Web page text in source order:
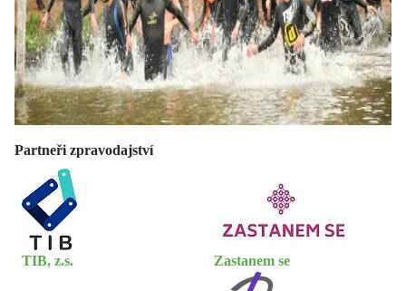
Partneři zpravodajství
TIB, z.s. Zastanem se